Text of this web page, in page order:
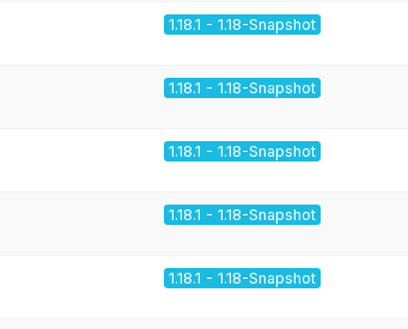
1.18.1 - 1.18-Snapshot
1.18.1 - 1.18-Snapshot
1.18.1 - 1.18-Snapshot
1.18.1 - 1.18-Snapshot
1.18.1 - 1.18-Snapshot